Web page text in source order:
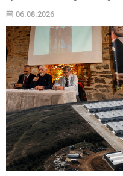
tepkilere yol açtı. Seçim
arasındaki gerilimi artırdı.
06.08.2026